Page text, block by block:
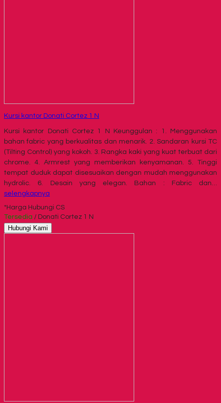
Kursi kantor Donati Cortez 1 N
Kursi kantor Donati Cortez 1 N Keunggulan : 1. Menggunakan
bahan fabric yang berkualitas dan menarik. 2. Sandaran kursi TC
(Tilting Control) yang kokoh. 3. Rangka kaki yang kuat terbuat dari
chrome. 4. Armrest yang memberikan kenyamanan. 5. Tinggi
tempat duduk dapat disesuaikan dengan mudah menggunakan
hydrolic. 6. Desain yang elegan. Bahan : Fabric dan…
selengkapnya
*Harga Hubungi CS
Tersedia / Donati Cortez 1 N
Hubungi Kami